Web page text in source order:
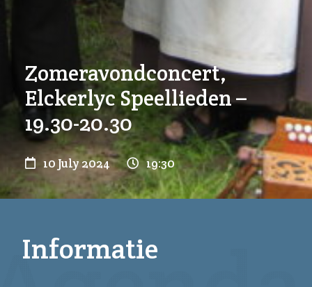
Zomeravondconcert,
Elckerlyc Speellieden –
19.30-20.30
10 July 2024 19:30
Informatie